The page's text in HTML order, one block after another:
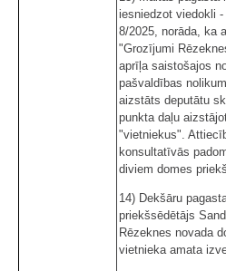
iesniedzot viedokli
8/2025, norāda, ka
"Grozījumi
aprīļa saistošajos
pašvaldības
aizstāts deputātu
punkta daļu
"vietniekus".
konsultatīvās
diviem domes
14) Dekšāru
priekšsēdētājs
Rēzeknes novada
vietnieka amata